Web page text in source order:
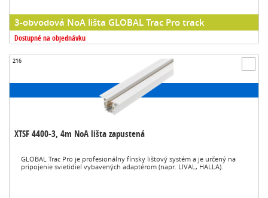
3-obvodová NoA lišta GLOBAL Trac Pro track
Dostupné na objednávku
216
XTSF 4400-3, 4m NoA lišta zapustená
GLOBAL Trac Pro je profesionálny fínsky lištový systém a je určený na
pripojenie svietidiel vybavených adaptérom (napr. LIVAL, HALLA).